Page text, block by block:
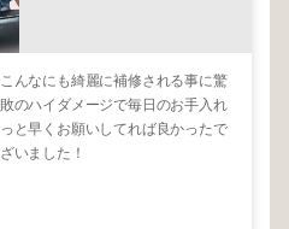
んなにも綺麗に補修される事に驚
のハイダメージで毎日のお手入れ
と早くお願いしてれば良かったで
いました！